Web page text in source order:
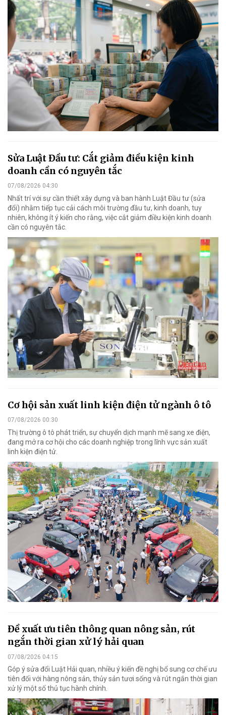
Sửa Luật Đầu tư: Cắt giảm điều kiện kinh
doanh cần có nguyên tắc
07/08/2026 04:30
Nhất trí với sự cần thiết xây dựng và ban hành Luật Đầu tư (sửa
đổi) nhằm tiếp tục cải cách môi trường đầu tư, kinh doanh, tuy
nhiên, không ít ý kiến cho rằng, việc cắt giảm điều kiện kinh doanh
cần có nguyên tắc.
Cơ hội sản xuất linh kiện điện tử ngành ô tô
07/08/2026 00:30
Thị trường ô tô phát triển, sự chuyển dịch mạnh mẽ sang xe điện,
đang mở ra cơ hội cho các doanh nghiệp trong lĩnh vực sản xuất
linh kiện điện tử.
Đề xuất ưu tiên thông quan nông sản, rút
ngắn thời gian xử lý hải quan
07/08/2026 04:15
Góp ý sửa đổi Luật Hải quan, nhiều ý kiến đề nghị bổ sung cơ chế ưu
tiên đối với hàng nông sản, thủy sản tươi sống và rút ngắn thời gian
xử lý một số thủ tục hành chính.